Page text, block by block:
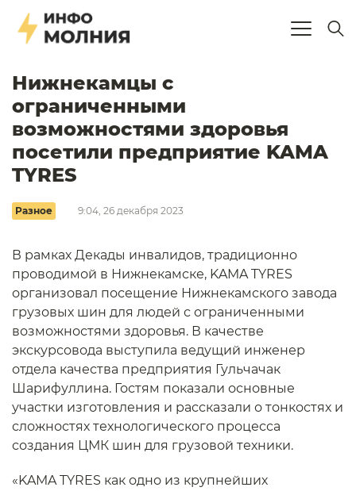
Нижнекамцы с
ограниченными
возможностями здоровья
посетили предприятие KAMA
TYRES
Разное 9:04, 26 декабря 2023
В рамках Декады инвалидов, традиционно
проводимой в Нижнекамске, KAMA TYRES
организовал посещение Нижнекамского завода
грузовых шин для людей с ограниченными
возможностями здоровья. В качестве
экскурсовода выступила ведущий инженер
отдела качества предприятия Гульчачак
Шарифуллина. Гостям показали основные
участки изготовления и рассказали о тонкостях и
сложностях технологического процесса
создания ЦМК шин для грузовой техники.
«KAMA TYRES как одно из крупнейших